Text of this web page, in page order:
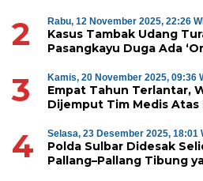
2 Rabu, 12 November 2025, 22:26
Kasus Tambak Udang
Pasangkayu Duga Ada
3 Kamis, 20 November 2025, 09:36
Empat Tahun Terlantar,
Dijemput Tim Medis
4 Selasa, 23 Desember 2025, 18:01
Polda Sulbar Didesak
Pallang–Pallang Tibung